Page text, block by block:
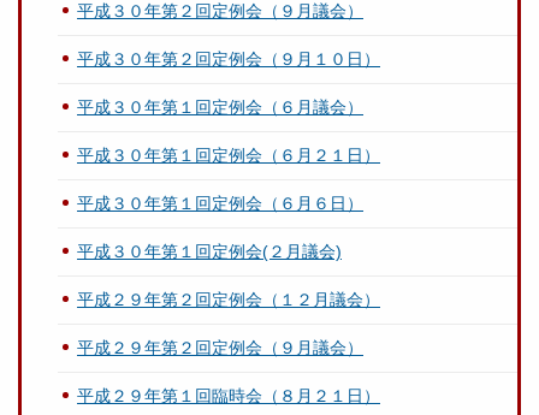
平成３０年第２回定例会（９月議会）
平成３０年第２回定例会（９月１０日）
平成３０年第１回定例会（６月議会）
平成３０年第１回定例会（６月２１日）
平成３０年第１回定例会（６月６日）
平成３０年第１回定例会(２月議会)
平成２９年第２回定例会（１２月議会）
平成２９年第２回定例会（９月議会）
平成２９年第１回臨時会（８月２１日）